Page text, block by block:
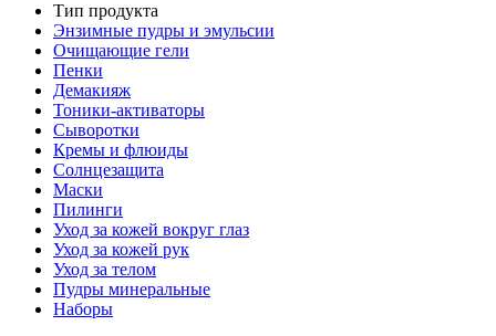
Тип продукта
Энзимные пудры и эмульсии
Очищающие гели
Пенки
Демакияж
Тоники-активаторы
Сыворотки
Кремы и флюиды
Солнцезащита
Маски
Пилинги
Уход за кожей вокруг глаз
Уход за кожей рук
Уход за телом
Пудры минеральные
Наборы